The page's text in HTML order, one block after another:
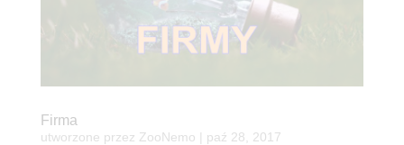
Firma
utworzone przez ZooNemo paź 28, 2017